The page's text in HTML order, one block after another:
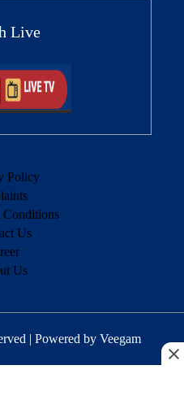
Live
Policy
Conditions
Us
Us
| Powered by Veegam